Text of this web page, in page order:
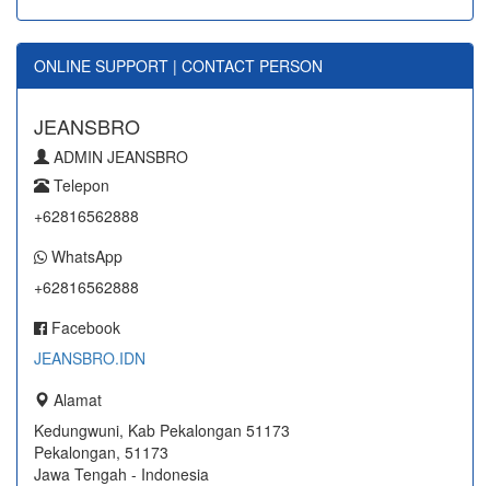
ONLINE SUPPORT | CONTACT PERSON
JEANSBRO
ADMIN JEANSBRO
Telepon
+62816562888
WhatsApp
+62816562888
Facebook
JEANSBRO.IDN
Alamat
Kedungwuni, Kab Pekalongan 51173
Pekalongan, 51173
Jawa Tengah - Indonesia